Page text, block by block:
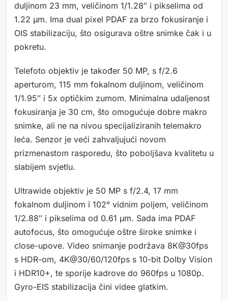
duljinom 23 mm, veličinom 1/1.28″ i pikselima od
1.22 µm. Ima dual pixel PDAF za brzo fokusiranje i
OIS stabilizaciju, što osigurava oštre snimke čak i u
pokretu.
Telefoto objektiv je također 50 MP, s f/2.6
aperturom, 115 mm fokalnom duljinom, veličinom
1/1.95″ i 5x optičkim zumom. Minimalna udaljenost
fokusiranja je 30 cm, što omogućuje dobre makro
snimke, ali ne na nivou specijaliziranih telemakro
leća. Senzor je veći zahvaljujući novom
prizmenastom rasporedu, što poboljšava kvalitetu u
slabijem svjetlu.
Ultrawide objektiv je 50 MP s f/2.4, 17 mm
fokalnom duljinom i 102° vidnim poljem, veličinom
1/2.88″ i pikselima od 0.61 µm. Sada ima PDAF
autofocus, što omogućuje oštre široke snimke i
close-upove. Video snimanje podržava 8K@30fps
s HDR-om, 4K@30/60/120fps s 10-bit Dolby Vision
i HDR10+, te sporije kadrove do 960fps u 1080p.
Gyro-EIS stabilizacija čini videe glatkim.